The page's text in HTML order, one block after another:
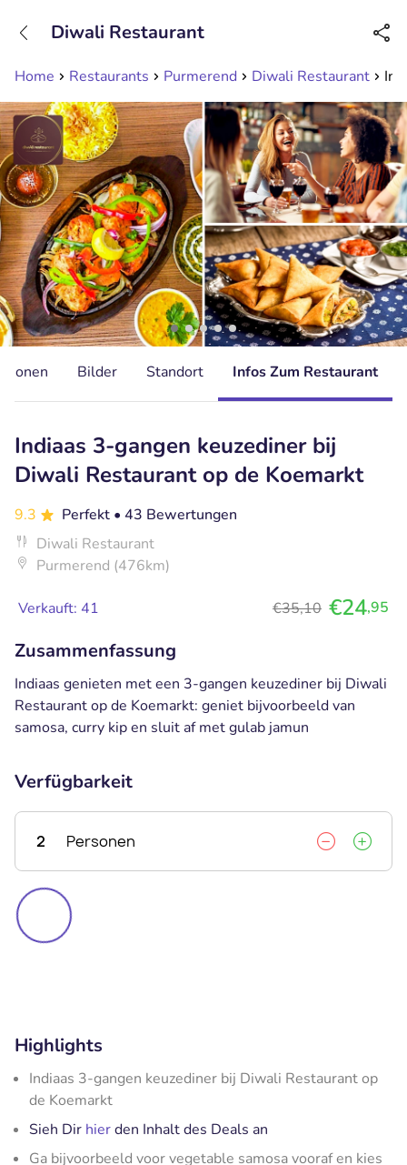
Erreichbar bis 23:00 Uhr (max 0,09€/Min)
Home Restaurants Purmerend Diwali Restaurant
Diwali Restaurant
Bilder Standort Infos Zum Restaurant
Indiaas 3-gangen keuzediner bij
Diwali Restaurant op de Koemarkt
9.3 Perfekt • 43 Bewertungen
Diwali Restaurant
Purmerend (476km)
Verkauft: 41 €35,10 €24,95
Zusammenfassung
Indiaas genieten met een 3-gangen keuzediner bij Diwali
Restaurant op de Koemarkt: geniet bijvoorbeeld van
samosa, curry kip en sluit af met gulab jamun
Verfügbarkeit
2 Personen
Highlights
Indiaas 3-gangen keuzediner bij Diwali Restaurant op
de Koemarkt
Sieh Dir hierden Inhalt des Deals an
Ga bijvoorbeeld voor vegetable samosa vooraf en kies